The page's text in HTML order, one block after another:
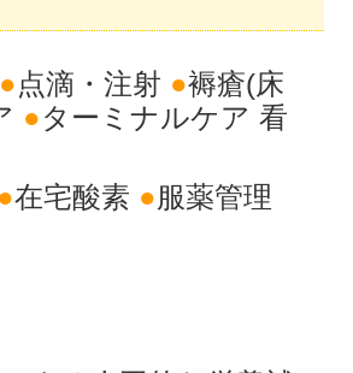
●点滴・注射 ●褥瘡(床
●ターミナルケア 看
●在宅酸素 ●服薬管理